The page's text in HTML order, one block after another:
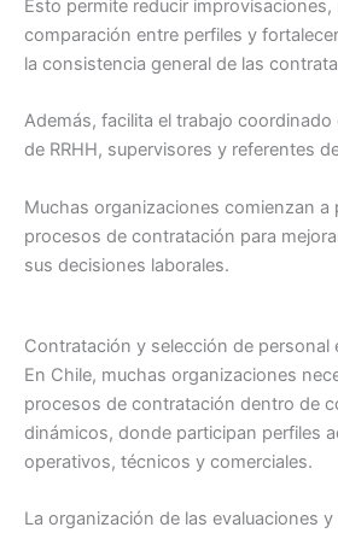
Esto permite reducir improvisaciones,
comparación entre perfiles y
la consistencia general de las
Además, facilita el trabajo
de RRHH, supervisores y referentes
Muchas organizaciones comienzan a
procesos de contratación para
sus decisiones laborales.
Contratación y selección de personal
En Chile, muchas organizaciones
procesos de contratación dentro de
dinámicos, donde participan perfiles
operativos, técnicos y comerciales.
La organización de las evaluaciones